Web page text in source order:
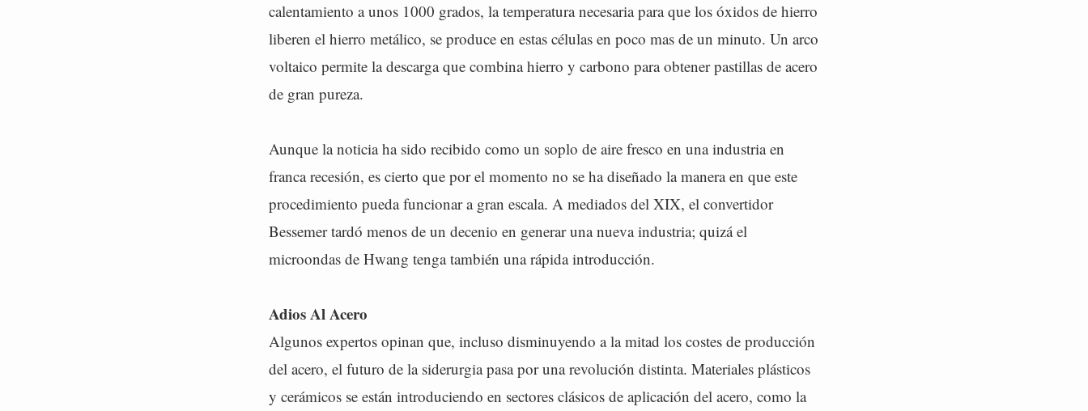
calentamiento a unos 1000 grados, la temperatura necesaria para que los óxidos de hierro
liberen el hierro metálico, se produce en estas células en poco mas de un minuto. Un arco
voltaico permite la descarga que combina hierro y carbono para obtener pastillas de acero
de gran pureza.
Aunque la noticia ha sido recibido como un soplo de aire fresco en una industria en
franca recesión, es cierto que por el momento no se ha diseñado la manera en que este
procedimiento pueda funcionar a gran escala. A mediados del XIX, el convertidor
Bessemer tardó menos de un decenio en generar una nueva industria; quizá el
microondas de Hwang tenga también una rápida introducción.
Adios Al Acero
Algunos expertos opinan que, incluso disminuyendo a la mitad los costes de producción
del acero, el futuro de la siderurgia pasa por una revolución distinta. Materiales plásticos
y cerámicos se están introduciendo en sectores clásicos de aplicación del acero, como la